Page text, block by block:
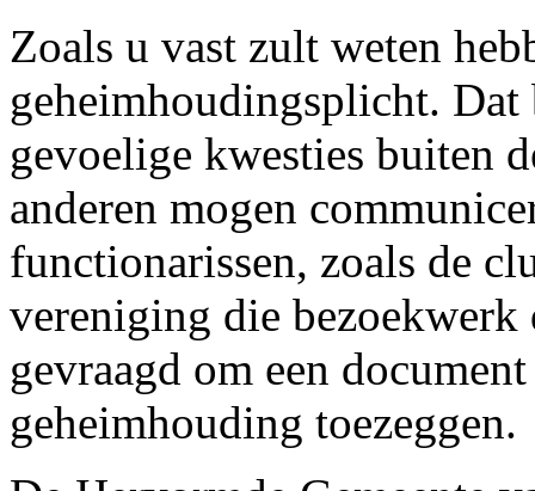
Zoals u vast zult weten
geheimhoudingsplicht.
gevoelige kwesties buiten
anderen mogen
functionarissen, zoals de
vereniging die bezoekwerk
gevraagd om een
geheimhouding toezeggen.